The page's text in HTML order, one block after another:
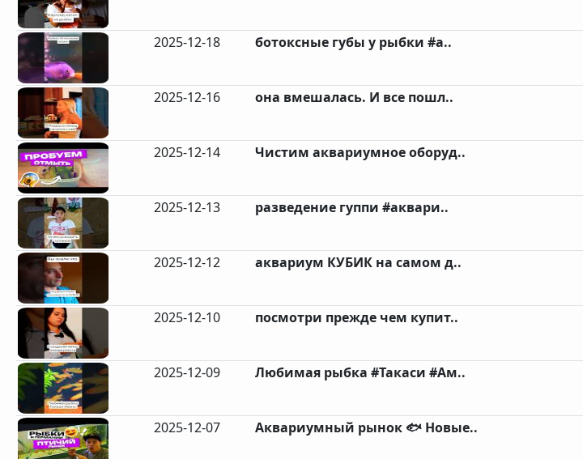
2025-12-18 ботоксные губы у рыбки #а..
2025-12-16 она вмешалась. И все пошл..
2025-12-14 Чистим аквариумное оборуд..
2025-12-13 разведение гуппи #аквари..
2025-12-12 аквариум КУБИК на самом д..
2025-12-10 посмотри прежде чем купит..
2025-12-09 Любимая рыбка #Такаси #Ам..
2025-12-07 Аквариумный рынок 🐟 Новые..